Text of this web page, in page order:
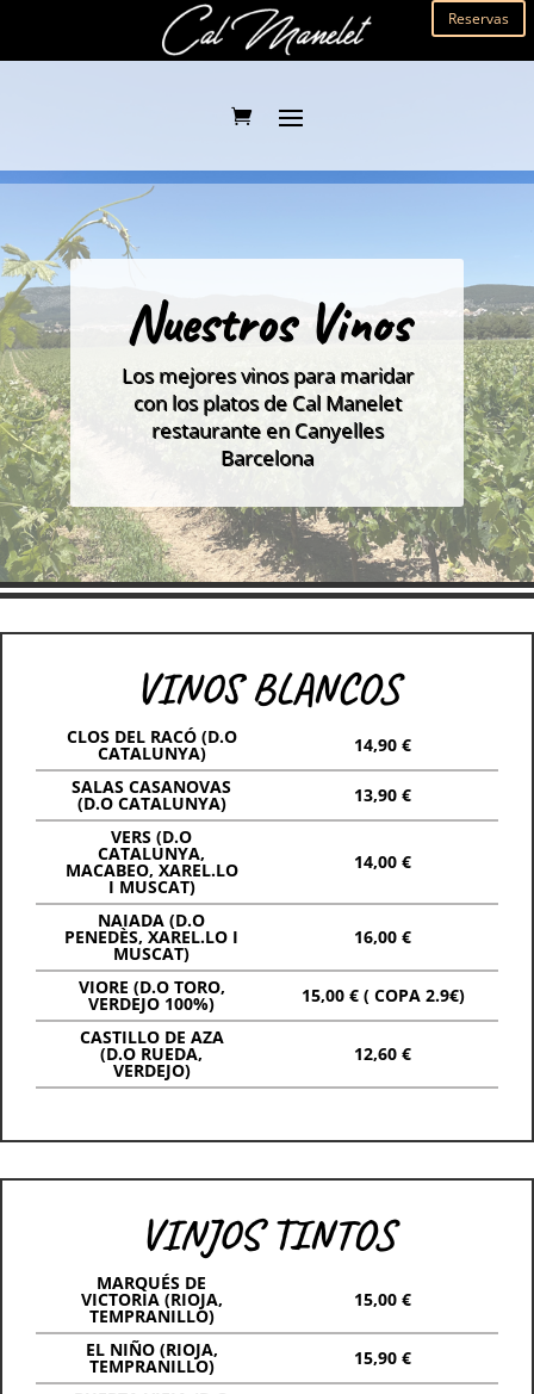
Reservas
Nuestros Vinos
Los mejores vinos para maridar
con los platos de Cal Manelet
restaurante en Canyelles
Barcelona
VINOS BLANCOS
CLOS DEL RACÓ (D.O
CATALUNYA)
14,90 €
SALAS CASANOVAS
(D.O CATALUNYA)
13,90 €
VERS (D.O
CATALUNYA,
MACABEO, XAREL.LO
I MUSCAT)
14,00 €
NAIADA (D.O
PENEDÈS, XAREL.LO I
MUSCAT)
16,00 €
VIORE (D.O TORO,
VERDEJO 100%)
15,00 € ( COPA 2.9€)
CASTILLO DE AZA
(D.O RUEDA,
VERDEJO)
12,60 €
VINJOS TINTOS
MARQUÉS DE
VICTORIA (RIOJA,
TEMPRANILLO)
15,00 €
EL NIÑO (RIOJA,
TEMPRANILLO)
15,90 €